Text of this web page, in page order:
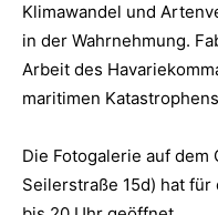
Klimawandel und
in der Wahrnehmung.
Arbeit des
maritimen
Die Fotogalerie auf dem
Seilerstraße 15d) hat